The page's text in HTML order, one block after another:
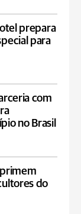
prepara
para
com
no Brasil
do